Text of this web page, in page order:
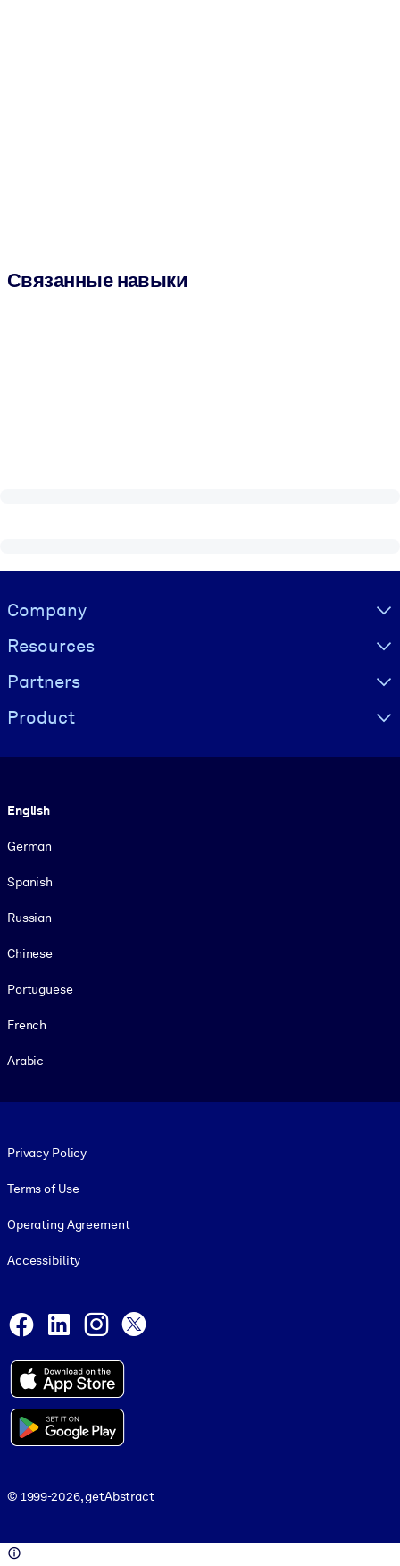
Связанные навыки
Visually hidden Text
Company
Resources
Partners
Product
English
German
Spanish
Russian
Chinese
Portuguese
French
Arabic
Privacy Policy
Terms of Use
Operating Agreement
Accessibility
Facebook
LinkedInInstagram
© 1999-2026, getAbstract